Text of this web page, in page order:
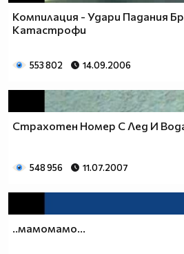
Компилация - Удари Падания
Катастрофи
553 802 14.09.2006
Страхотен Номер С Лед И
548 956 11.07.2007
..мамомамо...